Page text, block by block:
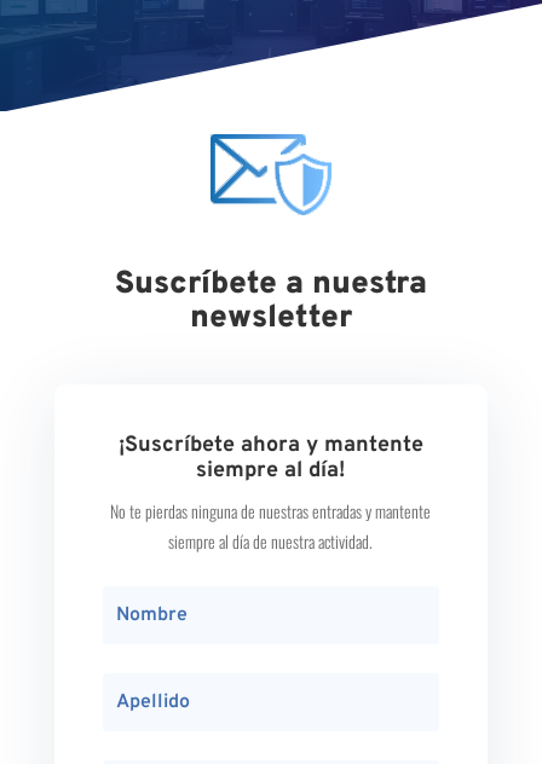
Suscríbete a nuestra
newsletter
¡Suscríbete ahora y mantente
siempre al día!
No te pierdas ninguna de nuestras entradas y mantente
siempre al día de nuestra actividad.